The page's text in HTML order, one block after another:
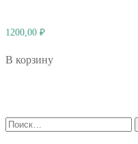
1200,00 ₽
В корзину
Найти: